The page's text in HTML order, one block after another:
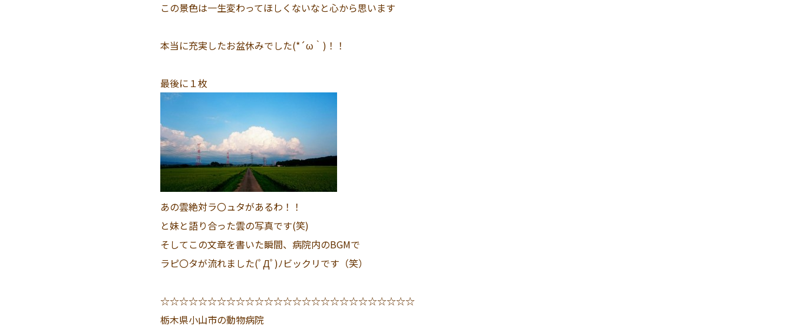
この景色は一生変わってほしくないなと心から思います
本当に充実したお盆休みでした(*´ω｀)！！
最後に１枚
あの雲絶対ラ〇ュタがあるわ！！
と妹と語り合った雲の写真です(笑)
そしてこの文章を書いた瞬間、病院内のBGMで
ラピ〇タが流れました(ﾟДﾟ)ﾉビックリです（笑）
☆☆☆☆☆☆☆☆☆☆☆☆☆☆☆☆☆☆☆☆☆☆☆☆☆☆☆
栃木県小山市の動物病院